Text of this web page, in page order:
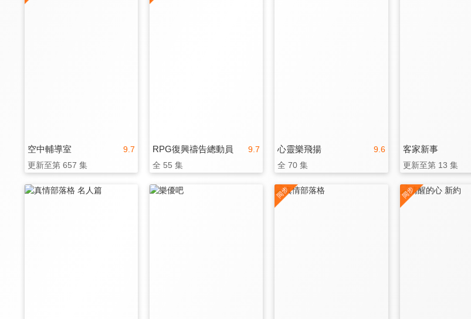
9.7
空中輔導室
更新至第 657 集
9.7
RPG復興禱告總動員
全 55 集
9.6
心靈樂飛揚
全 70 集
客家新事
更新至第 13 集